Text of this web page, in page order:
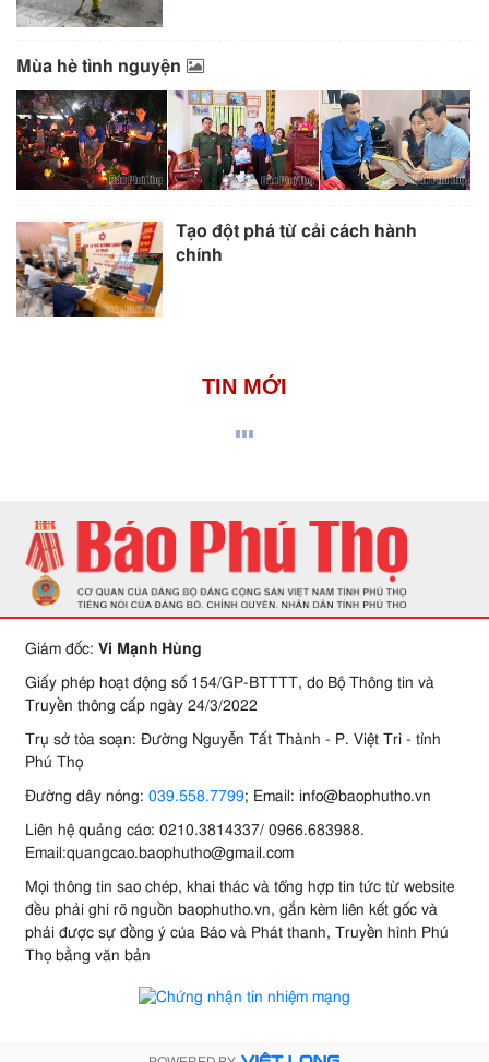
Mùa hè tình nguyện
Tạo đột phá từ cải cách hành
chính
TIN MỚI
Giám đốc: Vi Mạnh Hùng
Giấy phép hoạt động số 154/GP-BTTTT, do Bộ Thông tin và
Truyền thông cấp ngày 24/3/2022
Trụ sở tòa soạn: Đường Nguyễn Tất Thành - P. Việt Trì - tỉnh
Phú Thọ
Đường dây nóng: 039.558.7799; Email: info@baophutho.vn
Liên hệ quảng cáo: 0210.3814337/ 0966.683988.
Email:quangcao.baophutho@gmail.com
Mọi thông tin sao chép, khai thác và tổng hợp tin tức từ website
đều phải ghi rõ nguồn baophutho.vn, gắn kèm liên kết gốc và
phải được sự đồng ý của Báo và Phát thanh, Truyền hình Phú
Thọ bằng văn bản